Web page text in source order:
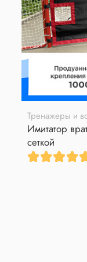
Тренажеры и
Имитатор
сеткой